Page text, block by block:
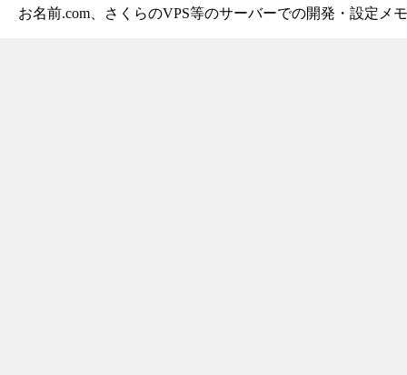
お名前.com、さくらのVPS等のサーバーでの開発・設定メモ